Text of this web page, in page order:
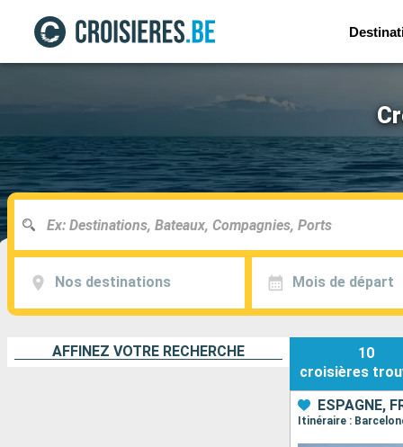
Nos destinations Mois de départ
AFFINEZ VOTRE RECHERCHE
10
croisières
ESPAGNE,
Itinéraire :